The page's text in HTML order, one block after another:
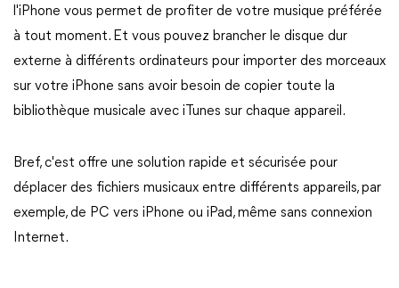
l'iPhone vous permet de profiter de votre musique préférée
à tout moment. Et vous pouvez brancher le disque dur
externe à différents ordinateurs pour importer des morceaux
sur votre iPhone sans avoir besoin de copier toute la
bibliothèque musicale avec iTunes sur chaque appareil.
Bref, c'est offre une solution rapide et sécurisée pour
déplacer des fichiers musicaux entre différents appareils, par
exemple, de PC vers iPhone ou iPad, même sans connexion
Internet.